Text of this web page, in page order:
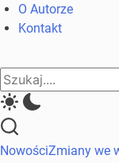
O Autorze
Kontakt
Close
Search
NowościZmiany we